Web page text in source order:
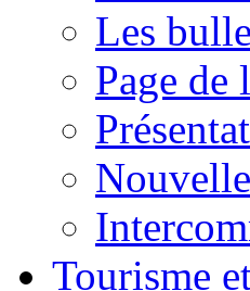
Les
Page de
Tourisme